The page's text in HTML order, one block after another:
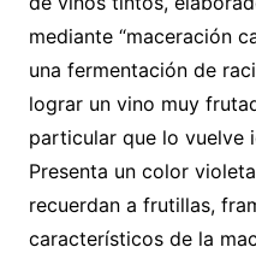
mediante “maceración
una fermentación de
lograr un vino muy
particular que lo vuelve
Presenta un color
recuerdan a frutillas,
característicos de la